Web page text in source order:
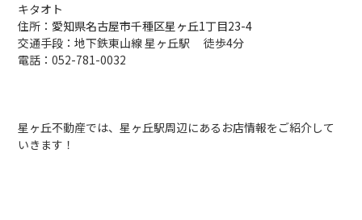
キタオト
住所： 愛知県名古屋市千種区星ヶ丘1丁目23-4
交通手段：地下鉄東山線 星ヶ丘駅 徒歩4分
電話：052-781-0032
星ヶ丘不動産では、星ヶ丘駅周辺にあるお店情報をご紹介して
いきます！